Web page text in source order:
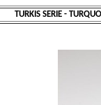
TURKIS SERIE -